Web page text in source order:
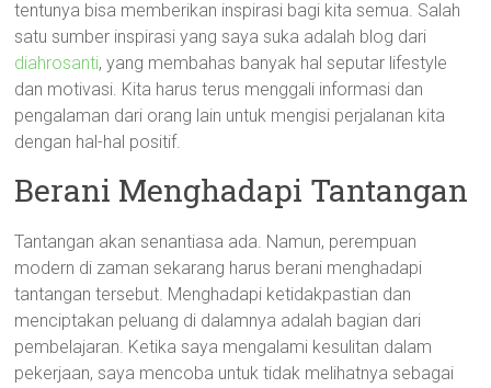
tentunya bisa memberikan inspirasi bagi kita semua. Salah
satu sumber inspirasi yang saya suka adalah blog dari
diahrosanti, yang membahas banyak hal seputar lifestyle
dan motivasi. Kita harus terus menggali informasi dan
pengalaman dari orang lain untuk mengisi perjalanan kita
dengan hal-hal positif.
Berani Menghadapi Tantangan
Tantangan akan senantiasa ada. Namun, perempuan
modern di zaman sekarang harus berani menghadapi
tantangan tersebut. Menghadapi ketidakpastian dan
menciptakan peluang di dalamnya adalah bagian dari
pembelajaran. Ketika saya mengalami kesulitan dalam
pekerjaan, saya mencoba untuk tidak melihatnya sebagai